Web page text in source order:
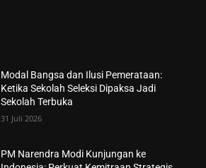
Modal Bangsa dan Ilusi Pemerataan:
Ketika Sekolah Seleksi Dipaksa Jadi
Sekolah Terbuka
31 Juli 2026
PM Narendra Modi Kunjungan ke